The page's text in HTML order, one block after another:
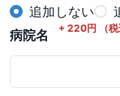
追加しない
病院名
+ 220円 （